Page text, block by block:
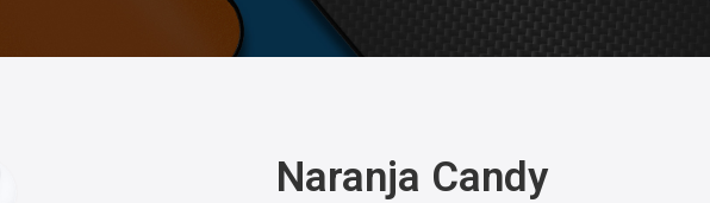
Naranja Candy